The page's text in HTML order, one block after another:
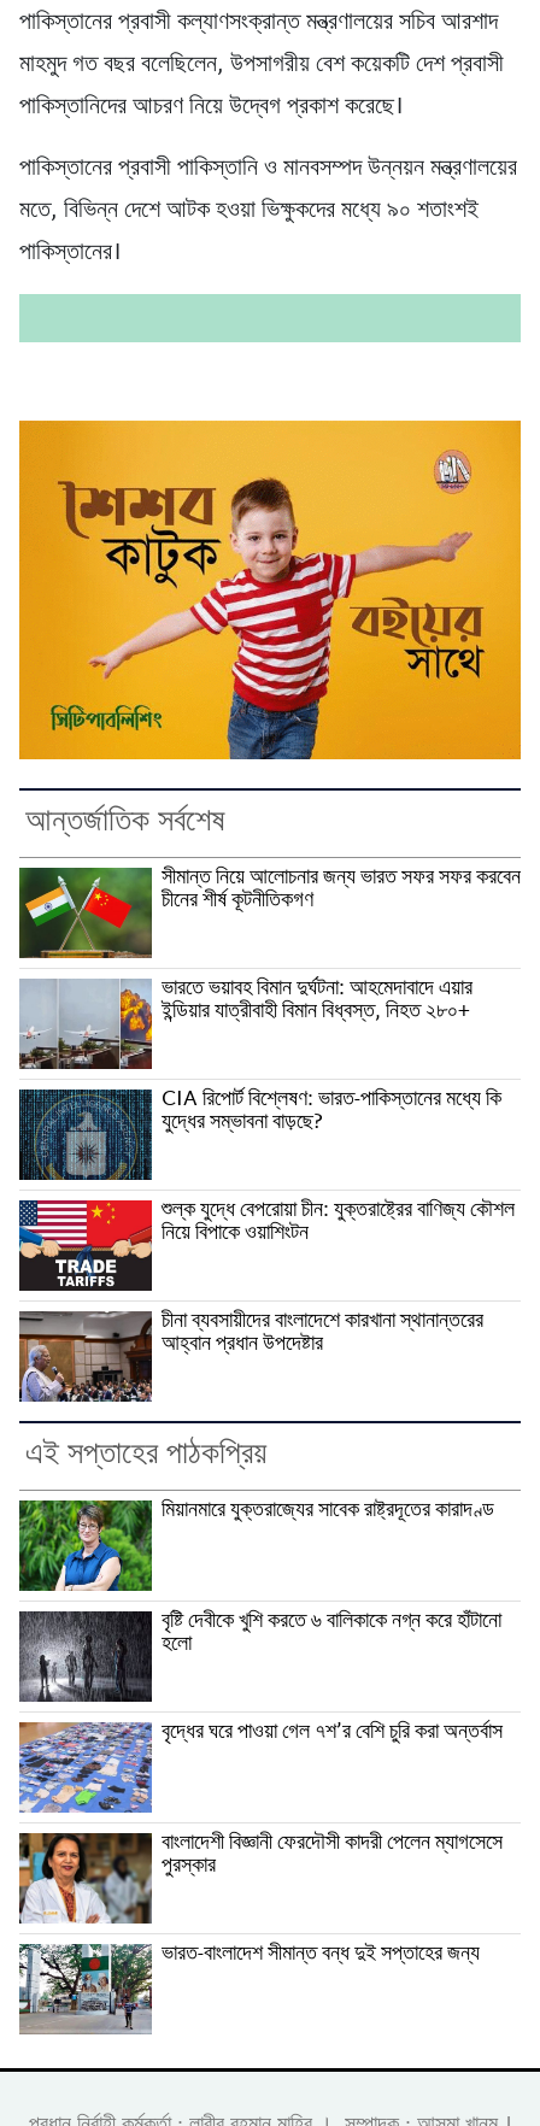
পাকিস্তানের প্রবাসী কল্যাণসংক্রান্ত মন্ত্রণালয়ের সচিব আরশাদ
মাহমুদ গত বছর বলেছিলেন, উপসাগরীয় বেশ কয়েকটি দেশ প্রবাসী
পাকিস্তানিদের আচরণ নিয়ে উদ্বেগ প্রকাশ করেছে।
পাকিস্তানের প্রবাসী পাকিস্তানি ও মানবসম্পদ উন্নয়ন মন্ত্রণালয়ের
মতে, বিভিন্ন দেশে আটক হওয়া ভিক্ষুকদের মধ্যে ৯০ শতাংশই
পাকিস্তানের।
আন্তর্জাতিক সর্বশেষ
সীমান্ত নিয়ে আলোচনার জন্য ভারত সফর সফর করবেন
চীনের শীর্ষ কূটনীতিকগণ
ভারতে ভয়াবহ বিমান দুর্ঘটনা: আহমেদাবাদে এয়ার
ইন্ডিয়ার যাত্রীবাহী বিমান বিধ্বস্ত, নিহত ২৮০+
CIA রিপোর্ট বিশ্লেষণ: ভারত-পাকিস্তানের মধ্যে কি
যুদ্ধের সম্ভাবনা বাড়ছে?
শুল্ক যুদ্ধে বেপরোয়া চীন: যুক্তরাষ্ট্রের বাণিজ্য কৌশল
নিয়ে বিপাকে ওয়াশিংটন
চীনা ব্যবসায়ীদের বাংলাদেশে কারখানা স্থানান্তরের
আহ্বান প্রধান উপদেষ্টার
এই সপ্তাহের পাঠকপ্রিয়
মিয়ানমারে যুক্তরাজ্যের সাবেক রাষ্ট্রদূতের কারাদণ্ড
বৃষ্টি দেবীকে খুশি করতে ৬ বালিকাকে নগ্ন করে হাঁটানো
হলো
বৃদ্ধের ঘরে পাওয়া গেল ৭শ’র বেশি চুরি করা অন্তর্বাস
বাংলাদেশী বিজ্ঞানী ফেরদৌসী কাদরী পেলেন ম্যাগসেসে
পুরস্কার
ভারত-বাংলাদেশ সীমান্ত বন্ধ দুই সপ্তাহের জন্য